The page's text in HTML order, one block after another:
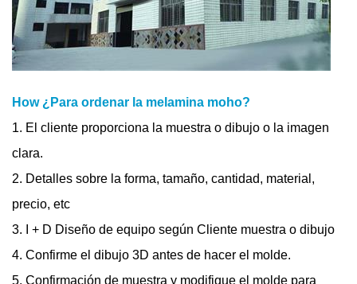
How ¿Para ordenar la melamina moho?
1. El cliente proporciona la muestra o dibujo o la imagen
clara.
2. Detalles sobre la forma, tamaño, cantidad, material,
precio, etc
3. I + D Diseño de equipo según Cliente muestra o dibujo
4. Confirme el dibujo 3D antes de hacer el molde.
5. Confirmación de muestra y modifique el molde para